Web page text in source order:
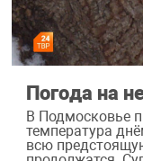
Погода на
В Подмосковье
температура
всю